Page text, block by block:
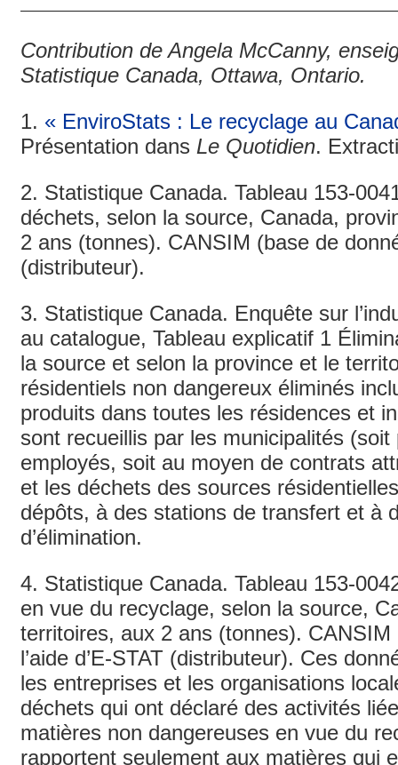
Contribution de Angela McCanny,
Statistique Canada, Ottawa, Ontario.
1. « EnviroStats : Le recyclage au
Présentation dans Le Quotidien.
2. Statistique Canada. Tableau 153-
déchets, selon la source, Canada,
2 ans (tonnes). CANSIM (base de
(distributeur).
3. Statistique Canada. Enquête sur
au catalogue, Tableau explicatif 1
la source et selon la province et le
résidentiels non dangereux éliminés
produits dans toutes les résidences et
sont recueillis par les municipalités
employés, soit au moyen de contrats
et les déchets des sources
dépôts, à des stations de transfert et à
d’élimination.
4. Statistique Canada. Tableau 153-
en vue du recyclage, selon la source,
territoires, aux 2 ans (tonnes).
l’aide d’E-STAT (distributeur). Ces
les entreprises et les organisations
déchets qui ont déclaré des activités
matières non dangereuses en vue du
rapportent seulement aux matières qui